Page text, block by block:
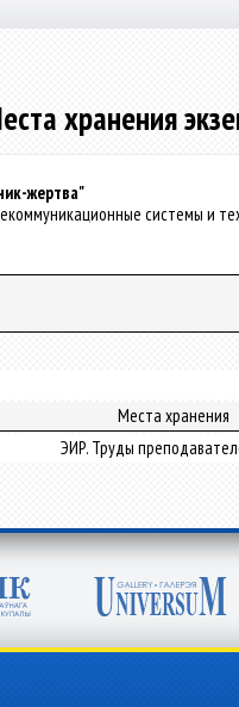
хранения
жертва"
системы и
Места хранения
ЭИР. Труды